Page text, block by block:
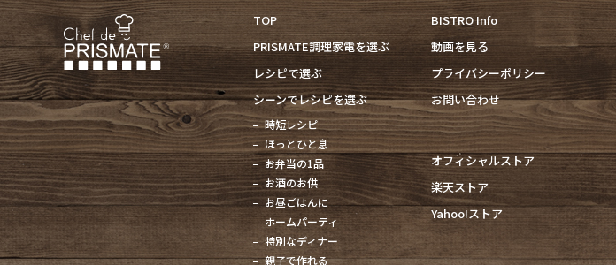
TOP
PRISMATE調理家電を選ぶ
レシピで選ぶ
シーンでレシピを選ぶ
時短レシピ
ほっとひと息
お弁当の1品
お酒のお供
お昼ごはんに
ホームパーティ
特別なディナー
親子で作れる
BISTRO Info
動画を見る
プライバシーポリシー
お問い合わせ
オフィシャルストア
楽天ストア
Yahoo!ストア